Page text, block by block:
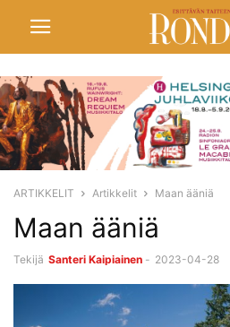
ARTIKKELIT Artikkelit Maan ääniä
Maan ääniä
Tekijä Santeri Kaipiainen - 2023-04-28